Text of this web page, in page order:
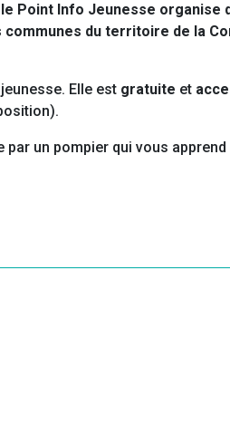
Point Info Jeunesse
du territoire de la
Elle est gratuite et
un pompier qui vous